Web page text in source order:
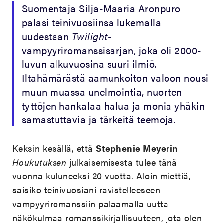
Suomentaja Silja-Maaria Aronpuro
palasi teinivuosiinsa lukemalla
uudestaan Twilight-
vampyyriromanssisarjan, joka oli 2000-
luvun alkuvuosina suuri ilmiö.
Iltahämärästä aamunkoiton valoon nousi
muun muassa unelmointia, nuorten
tyttöjen hankalaa halua ja monia yhäkin
samastuttavia ja tärkeitä teemoja.
Keksin kesällä, ettäStephenie Meyerin
Houkutuksen julkaisemisesta tulee tänä
vuonna kuluneeksi 20 vuotta. Aloin miettiä,
saisiko teinivuosiani ravistelleeseen
vampyyriromanssiin palaamalla uutta
näkökulmaa romanssikirjallisuuteen, jota olen